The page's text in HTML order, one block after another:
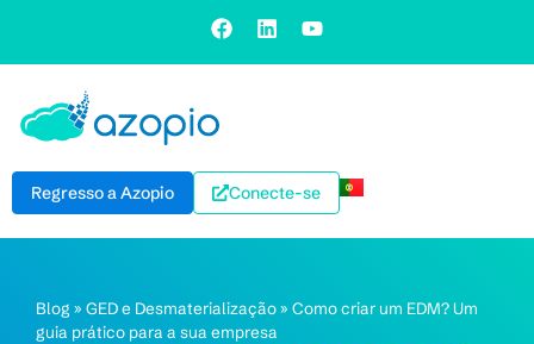
Regresso a Azopio Conecte-se
Blog » GED e Desmaterialização» Como criar um EDM? Um
guia prático para a sua empresa